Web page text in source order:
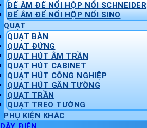
ĐẾ ÂM ĐẾ NỔI HỘP NỔI SCHNEIDER
ĐẾ ÂM ĐẾ NỔI HỘP NỔI SINO
QUẠT
QUẠT BÀN
QUẠT ĐỨNG
QUẠT HÚT ÂM TRẦN
QUẠT HÚT CABINET
QUẠT HÚT CÔNG NGHIỆP
QUẠT HÚT GẮN TƯỜNG
QUẠT TRẦN
QUẠT TREO TƯỜNG
PHỤ KIỆN KHÁC